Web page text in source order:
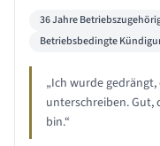
36 Jahre
Betriebsbedingte
„Ich wurde
unterschreiben. Gut,
bin.“